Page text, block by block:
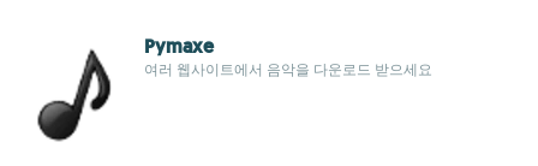
Pymaxe
여러 웹사이트에서 음악을 다운로드 받으세요